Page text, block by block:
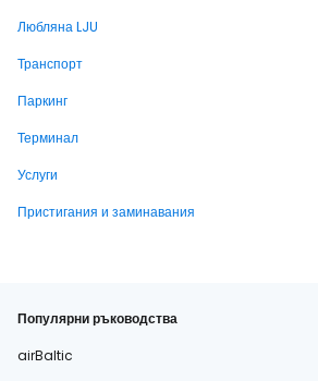
Любляна LJU
Транспорт
Паркинг
Терминал
Услуги
Пристигания и заминавания
Популярни ръководства
airBaltic